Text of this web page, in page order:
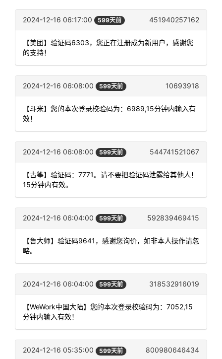
2024-12-16 06:17:00 599天前 451940257162
【美团】验证码6303，您正在注册成为新用户，感谢您
的支持！
2024-12-16 06:08:00 599天前 10693918
【斗米】您的本次登录校验码为：6989,15分钟内输入有
效！
2024-12-16 06:08:00 599天前 544741521067
【古筝】验证码：7771。请不要把验证码泄露给其他人！
15分钟内有效。
2024-12-16 06:04:00 599天前 592839469415
【鲁大师】验证码9641，感谢您询价，如非本人操作请忽
略。
2024-12-16 06:04:00 599天前 318532916019
【WeWork中国大陆】您的本次登录校验码为：7052,15
分钟内输入有效！
2024-12-16 05:35:00 599天前 800980646434